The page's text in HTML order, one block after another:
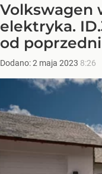
Volkswagen
elektryka.
od
Dodano:2 maja 2023 8:26